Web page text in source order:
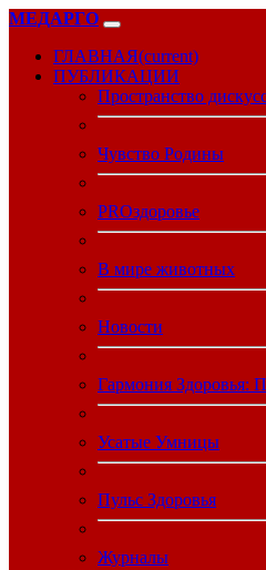
МЕДАРГО
ГЛАВНАЯ(current)
ПУБЛИКАЦИИ
Пространство
Чувство Родины
PROздоровье
В мире животных
Новости
Гармония Здоровья:
Усатые Умницы
Пульс Здоровья
Журналы